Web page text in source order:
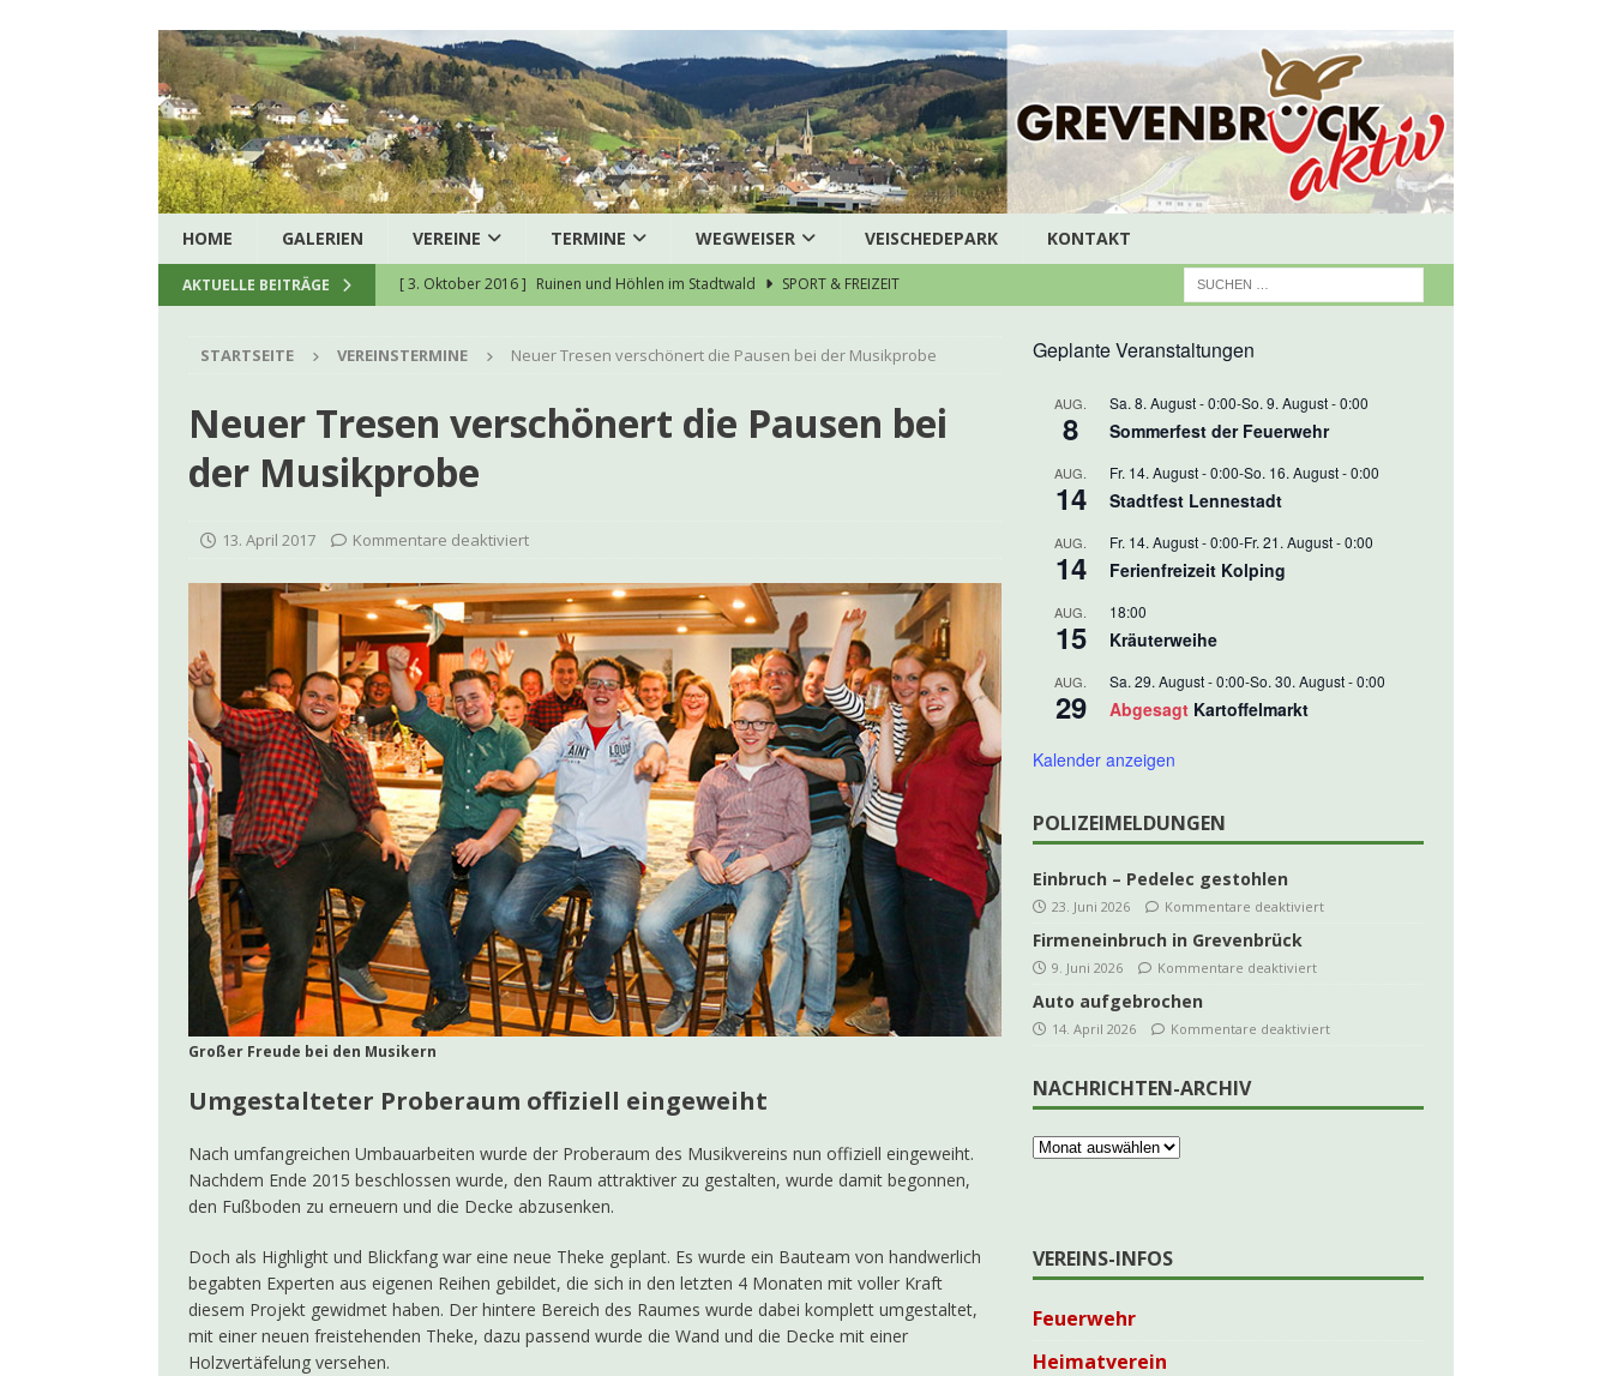
HOME GALERIEN VEREINE TERMINE WEGWEISER VEISCHEDEPARK KONTAKT
AKTUELLE BEITRÄGE [ 3. Oktober 2016 ] Ruinen und Höhlen im Stadtwald
SPORT & FREIZEIT
zukunftssichere hausärztliche Versorgung
AKTUELLES
Spendenübergabe des Dreigestirns
AKTUELLES
[ 22. Juni 2026 ]
[ 14. Mai 2026 ] Jules e.V. freut sich über steigende Mitgliederzahlen
AKTUELLES
[ 12. Mai 2026 ] LEADER-Kleinprojektförderung für den Veischede Park
AKTUELLES
[ 4. Mai 2026 ] 100 Jahre Kolpingsfamilie: Nachhaltiges Projekt im Veischede Park
AKTUELLES
[ 19. April 2026 ] Jahreshauptversammlung kfd Grevenbrück
AKTUELLES
[ 10. Oktober 2025 ] Traditionelles Schlachtfest in der Schützenhalle ARCHIV
STARTSEITE VEREINSTERMINE Neuer Tresen verschönert die Pausen bei der Musikprobe
Neuer Tresen verschönert die Pausen bei
der Musikprobe
13. April 2017 Kommentare deaktiviert
Großer Freude bei den Musikern
Umgestalteter Proberaum offiziell eingeweiht
Nach umfangreichen Umbauarbeiten wurde der Proberaum des Musikvereins nun offiziell eingeweiht.
Nachdem Ende 2015 beschlossen wurde, den Raum attraktiver zu gestalten, wurde damit begonnen,
den Fußboden zu erneuern und die Decke abzusenken.
Doch als Highlight und Blickfang war eine neue Theke geplant. Es wurde ein Bauteam von handwerlich
begabten Experten aus eigenen Reihen gebildet, die sich in den letzten 4 Monaten mit voller Kraft
diesem Projekt gewidmet haben. Der hintere Bereich des Raumes wurde dabei komplett umgestaltet,
mit einer neuen freistehenden Theke, dazu passend wurde die Wand und die Decke mit einer
Holzvertäfelung versehen.
Geplante Veranstaltungen
AUG.
8
Sa. 8. August - 0:00-So. 9. August - 0:00
Sommerfest der Feuerwehr
AUG.
14
Fr. 14. August - 0:00-So. 16. August - 0:00
Stadtfest Lennestadt
AUG.
14
Fr. 14. August - 0:00-Fr. 21. August - 0:00
Ferienfreizeit Kolping
AUG.
15
18:00
Kräuterweihe
AUG.
29
Sa. 29. August - 0:00-So. 30. August - 0:00
Abgesagt Kartoffelmarkt
Kalender anzeigen
POLIZEIMELDUNGEN
Einbruch – Pedelec gestohlen
23. Juni 2026 Kommentare deaktiviert
Firmeneinbruch in Grevenbrück
9. Juni 2026 Kommentare deaktiviert
Auto aufgebrochen
14. April 2026 Kommentare deaktiviert
NACHRICHTEN-ARCHIV
VEREINS-INFOS
Feuerwehr
Heimatverein